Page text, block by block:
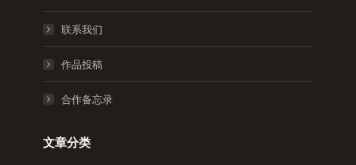
联系我们
作品投稿
合作备忘录
文章分类